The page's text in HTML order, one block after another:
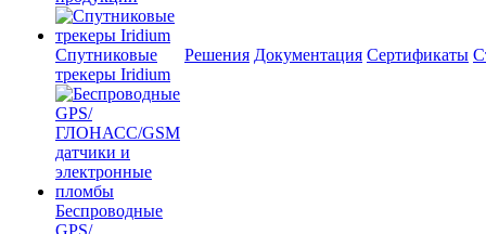
Спутниковые
трекеры Iridium
Беспроводные
GPS/
Решения Документация Сертификаты